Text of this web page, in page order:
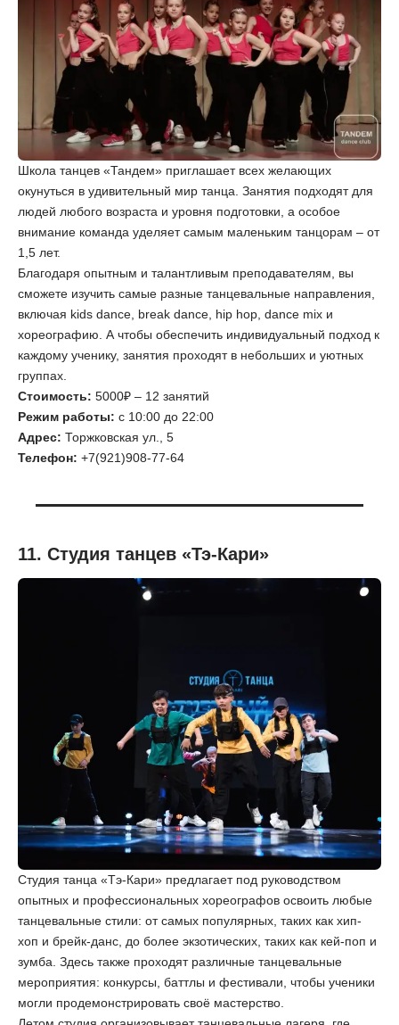
Школа танцев «Тандем» приглашает всех желающих
окунуться в удивительный мир танца. Занятия подходят для
людей любого возраста и уровня подготовки, а особое
внимание команда уделяет самым маленьким танцорам – от
1,5 лет.
Благодаря опытным и талантливым преподавателям, вы
сможете изучить самые разные танцевальные направления,
включая kids dance, break dance, hip hop, dance mix и
хореографию. А чтобы обеспечить индивидуальный подход к
каждому ученику, занятия проходят в небольших и уютных
группах.
Стоимость: 5000₽ – 12 занятий
Режим работы: с 10:00 до 22:00
Адрес: Торжковская ул., 5
Телефон: +7(921)908-77-64
11. Студия танцев «Тэ-Кари»
Студия танца «Тэ-Кари» предлагает под руководством
опытных и профессиональных хореографов освоить любые
танцевальные стили: от самых популярных, таких как хип-
хоп и брейк-данс, до более экзотических, таких как кей-поп и
зумба. Здесь также проходят различные танцевальные
мероприятия: конкурсы, баттлы и фестивали, чтобы ученики
могли продемонстрировать своё мастерство.